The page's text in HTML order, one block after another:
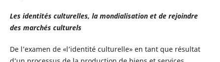
Les identités culturelles, la mondialisation et de rejoindre
des marchés culturels
De l’examen de «l’identité culturelle» en tant que résultat